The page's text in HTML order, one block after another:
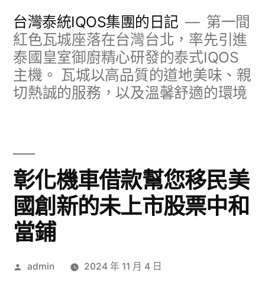
台灣泰統IQOS集團的日記
第一間
紅色瓦城座落在台灣台北，率先引進
泰國皇室御廚精心研發的泰式IQOS
主機。 瓦城以高品質的道地美味、親
切熱誠的服務，以及溫馨舒適的環境
彰化機車借款幫您移民美
國創新的未上市股票中和
當鋪
作
admin 2024 年 11 月 4 日